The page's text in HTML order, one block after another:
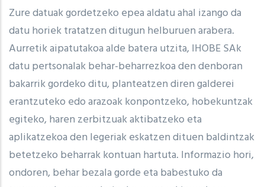
Zure datuak gordetzeko epea aldatu ahal izango da
datu horiek tratatzen ditugun helburuen arabera.
Aurretik aipatutakoa alde batera utzita, IHOBE SAk
datu pertsonalak behar-beharrezkoa den denboran
bakarrik gordeko ditu, planteatzen diren galderei
erantzuteko edo arazoak konpontzeko, hobekuntzak
egiteko, haren zerbitzuak aktibatzeko eta
aplikatzekoa den legeriak eskatzen dituen baldintzak
betetzeko beharrak kontuan hartuta. Informazio hori,
ondoren, behar bezala gorde eta babestuko da